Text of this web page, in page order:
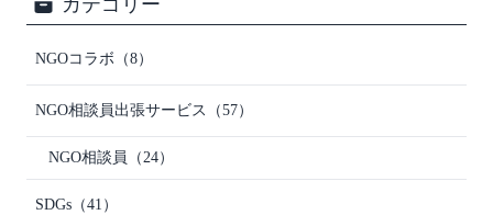
カテゴリー
NGOコラボ （8）
NGO相談員出張サービス （57）
NGO相談員 （24）
SDGs （41）